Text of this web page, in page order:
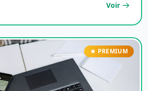
Voir
PREMIUM